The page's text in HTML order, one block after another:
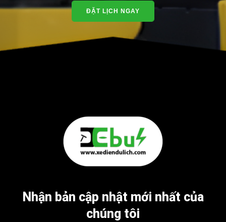
ĐẶT LỊCH NGAY
Nhận bản cập nhật mới nhất của
chúng tôi